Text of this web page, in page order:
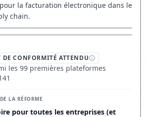
la facturation électronique dans le
chain.
CONFORMITÉ ATTENDU
les 99 premières plateformes
LA RÉFORME
pour toutes les entreprises (et